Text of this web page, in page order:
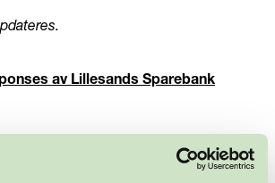
av Lillesands Sparebank